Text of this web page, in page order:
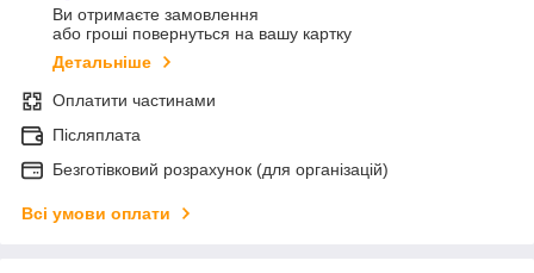
Ви отримаєте замовлення
або гроші повернуться на вашу картку
Детальніше
Оплатити частинами
Післяплата
Безготівковий розрахунок (для організацій)
Всі умови оплати